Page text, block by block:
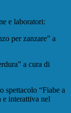
e laboratori:
per zanzare” a
a cura di
spettacolo “Fiabe a
e interattiva nel